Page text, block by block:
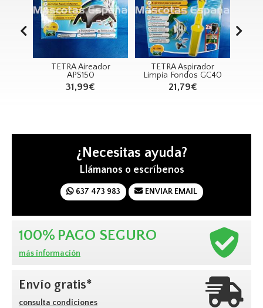
TETRA Aspirador
Limpia Fondos GC40
21,79€
TETRA Bomba Acuario
WP1000
42,65€
¿Necesitas ayuda?
Llámanos o escríbenos
637 473 983 ENVIAR EMAIL
100% PAGO SEGURO
más información
Envío gratis*
consulta condiciones